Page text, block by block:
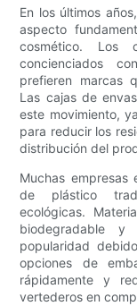
En los últimos
aspecto
cosmético. Los
concienciados
prefieren marcas
Las cajas de
este movimiento,
para reducir los
distribución del
Muchas
de plástico
ecológicas.
biodegradable
popularidad
opciones de
rápidamente y
vertederos en